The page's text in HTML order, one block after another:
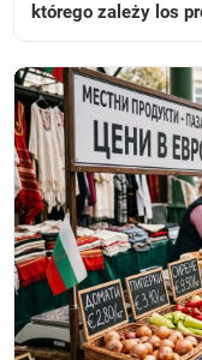
którego zależy los